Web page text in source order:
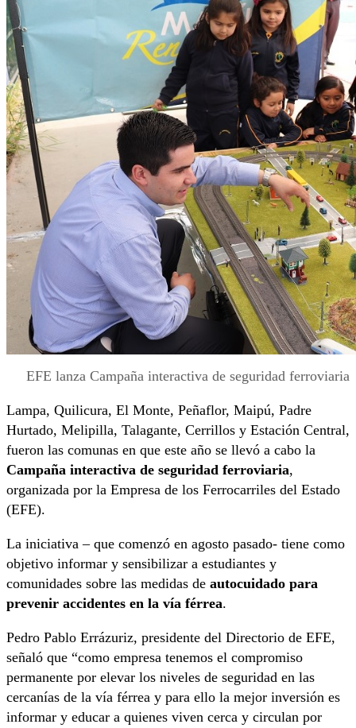
EFE lanza Campaña interactiva de seguridad ferroviaria
Lampa, Quilicura, El Monte, Peñaflor, Maipú, Padre
Hurtado, Melipilla, Talagante, Cerrillos y Estación Central,
fueron las comunas en que este año se llevó a cabo la
Campaña interactiva de seguridad ferroviaria,
organizada por la Empresa de los Ferrocarriles del Estado
(EFE).
La iniciativa – que comenzó en agosto pasado- tiene como
objetivo informar y sensibilizar a estudiantes y
comunidades sobre las medidas de autocuidado para
prevenir accidentes en la vía férrea.
Pedro Pablo Errázuriz, presidente del Directorio de EFE,
señaló que “como empresa tenemos el compromiso
permanente por elevar los niveles de seguridad en las
cercanías de la vía férrea y para ello la mejor inversión es
informar y educar a quienes viven cerca y circulan por